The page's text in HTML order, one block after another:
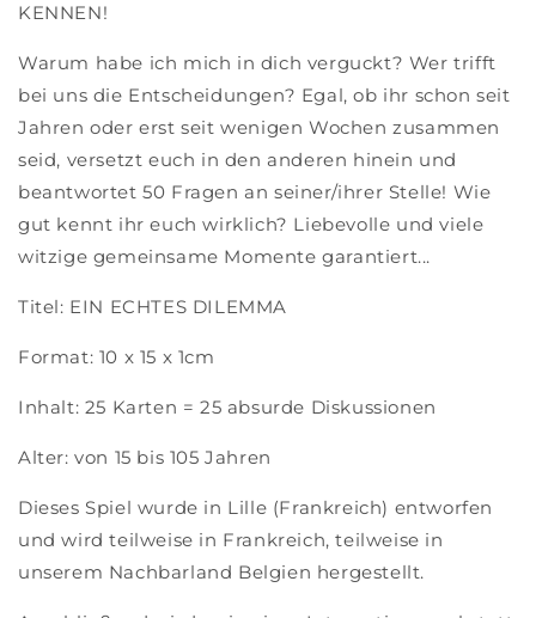
KENNEN!
Warum habe ich mich in dich verguckt? Wer trifft
bei uns die Entscheidungen? Egal, ob ihr schon seit
Jahren oder erst seit wenigen Wochen zusammen
seid, versetzt euch in den anderen hinein und
beantwortet 50 Fragen an seiner/ihrer Stelle! Wie
gut kennt ihr euch wirklich? Liebevolle und viele
witzige gemeinsame Momente garantiert...
Titel: EIN ECHTES DILEMMA
Format: 10 x 15 x 1cm
Inhalt: 25 Karten = 25 absurde Diskussionen
Alter: von 15 bis 105 Jahren
Dieses Spiel wurde in Lille (Frankreich) entworfen
und wird teilweise in Frankreich, teilweise in
unserem Nachbarland Belgien hergestellt.